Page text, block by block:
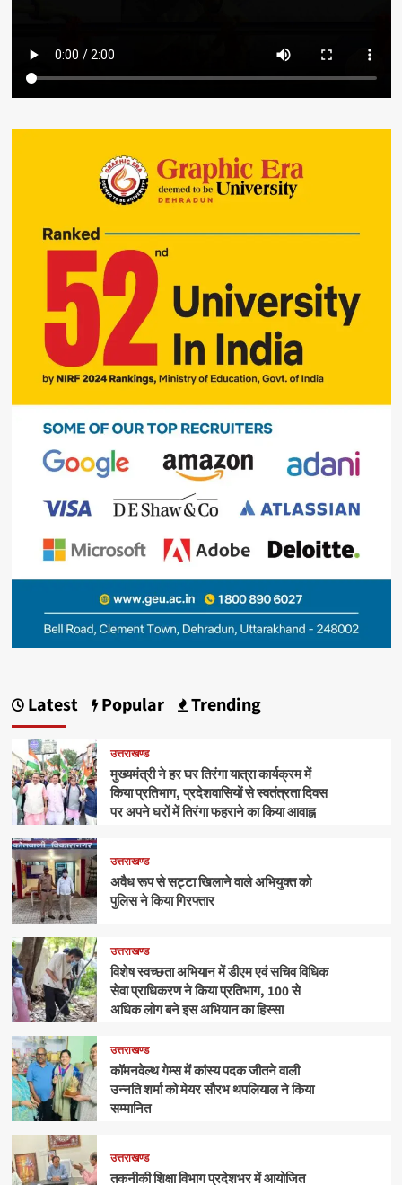
Latest Popular Trending
उत्तराखण्ड
मुख्यमंत्री ने हर घर तिरंगा यात्रा कार्यक्रम में
किया प्रतिभाग, प्रदेशवासियों से स्वतंत्रता दिवस
पर अपने घरों में तिरंगा फहराने का किया आवाह्न
उत्तराखण्ड
अवैध रूप से सट्टा खिलाने वाले अभियुक्त को
पुलिस ने किया गिरफ्तार
उत्तराखण्ड
विशेष स्वच्छता अभियान में डीएम एवं सचिव विधिक
सेवा प्राधिकरण ने किया प्रतिभाग, 100 से
अधिक लोग बने इस अभियान का हिस्सा
उत्तराखण्ड
कॉमनवेल्थ गेम्स में कांस्य पदक जीतने वाली
उन्नति शर्मा को मेयर सौरभ थपलियाल ने किया
सम्मानित
उत्तराखण्ड
तकनीकी शिक्षा विभाग प्रदेशभर में आयोजित